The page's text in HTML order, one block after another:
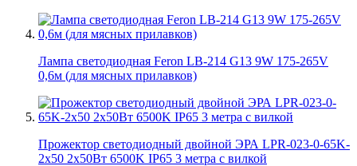
Лампа светодиодная Feron LB-214 G13 9W 175-265V
0,6м (для мясных прилавков)
Прожектор светодиодный двойной ЭРА LPR-023-0-65K-
2х50 2х50Вт 6500K IP65 3 метра с вилкой